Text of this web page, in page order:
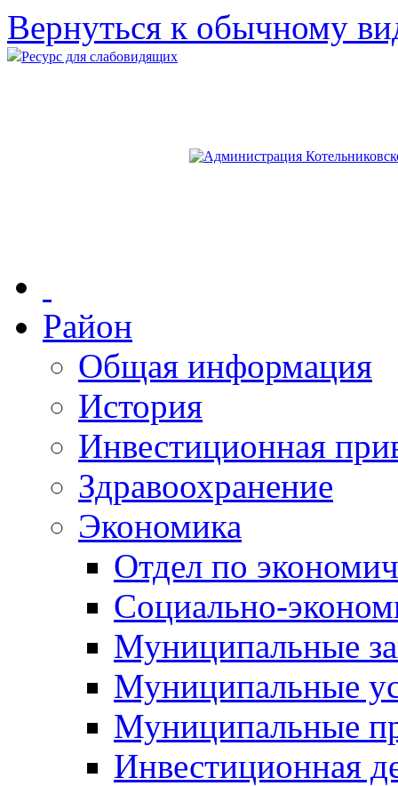
Вернуться к обычному
Ресурс для слабовидящих
Район
Общая информация
История
Инвестиционная
Здравоохранение
Экономика
Отдел по
Социально-
Муниципальные
Муниципальные
Муниципальные
Инвестиционная